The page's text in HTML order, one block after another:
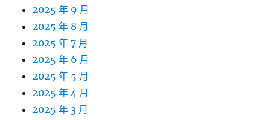
2025 年 9 月
2025 年 8 月
2025 年 7 月
2025 年 6 月
2025 年 5 月
2025 年 4 月
2025 年 3 月